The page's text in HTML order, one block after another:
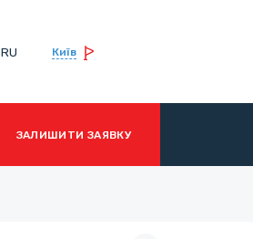
RU Київ
ЗАЛИШИТИ ЗАЯВКУ